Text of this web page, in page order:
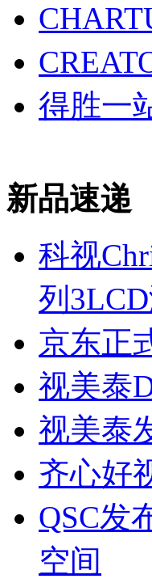
得胜一
新品速递
科视
列
京东正
视美泰
视美泰
齐心好
QSC发
空间